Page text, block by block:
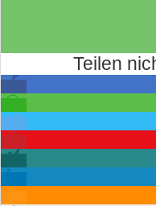
Teilen